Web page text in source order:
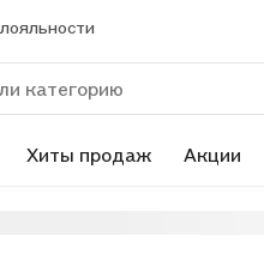
Хиты продаж Акции